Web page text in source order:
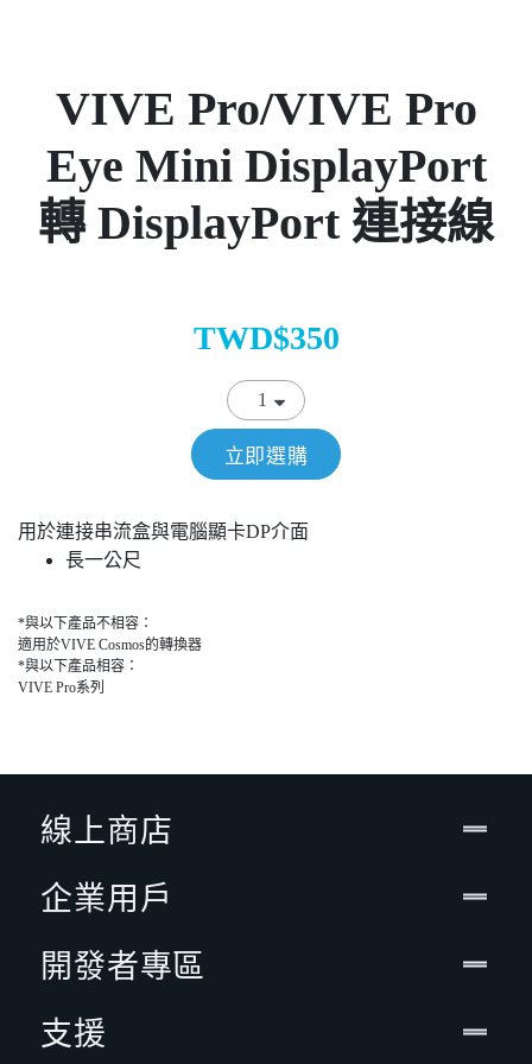
VIVE Pro/VIVE Pro
Eye Mini DisplayPort
轉 DisplayPort 連接線
TWD$350
立即選購
用於連接串流盒與電腦顯卡DP介面
長一公尺
*與以下產品不相容：
適用於VIVE Cosmos的轉換器
*與以下產品相容：
VIVE Pro系列
線上商店
企業用戶
開發者專區
支援